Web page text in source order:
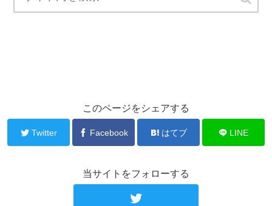
このページをシェアする
Twitter Facebook はてブ LINE
当サイトをフォローする